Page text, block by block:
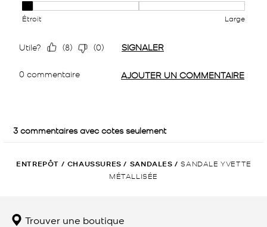
ENTREPÔT / CHAUSSURES / SANDALES / SANDALE YVETTE
MÉTALLISÉE
Trouver une boutique